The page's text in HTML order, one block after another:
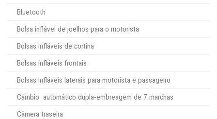
Bluetooth
Bolsa inflável de joelhos para o motorista
Bolsas infláveis de cortina
Bolsas infláveis frontais
Bolsas infláveis laterais para motorista e passageiro
Câmbio automático dupla-embreagem de 7 marchas
Câmera traseira